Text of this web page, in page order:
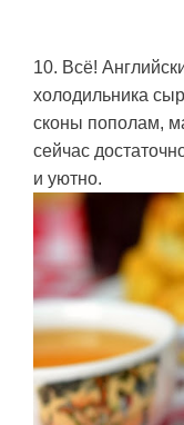
10. Всё!
холодильника
сконы пополам,
сейчас
и уютно.